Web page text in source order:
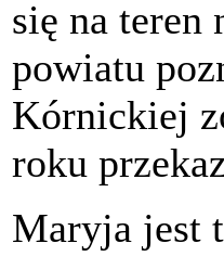
się na teren
powiatu
Kórnickiej
roku
Maryja jest